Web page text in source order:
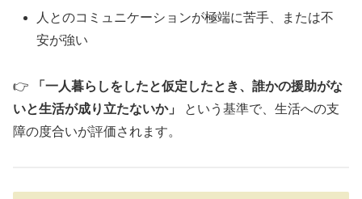
人とのコミュニケーションが極端に苦手、または不
安が強い
👉
「一人暮らしをしたと仮定したとき、誰かの援助がな
いと生活が成り立たないか」
という基準で、生活への支
障の度合いが評価されます。